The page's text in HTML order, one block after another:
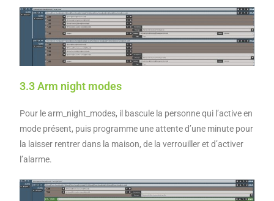
3.3 Arm night modes
Pour le arm_night_modes, il bascule la personne qui l’active en
mode présent, puis programme une attente d’une minute pour
la laisser rentrer dans la maison, de la verrouiller et d’activer
l’alarme.